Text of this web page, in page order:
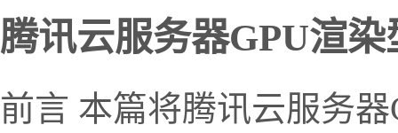
腾讯云服务器GPU渲染
前言 本篇将腾讯云服务